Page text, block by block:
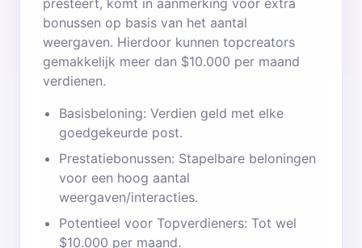
presteert, komt in aanmerking voor extra
bonussen op basis van het aantal
weergaven. Hierdoor kunnen topcreators
gemakkelijk meer dan $10.000 per maand
verdienen.
Basisbeloning: Verdien geld met elke
goedgekeurde post.
Prestatiebonussen: Stapelbare beloningen
voor een hoog aantal
weergaven/interacties.
Potentieel voor Topverdieners: Tot wel
$10.000 per maand.